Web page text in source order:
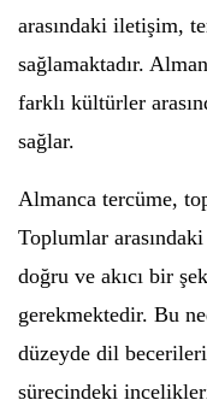
arasındaki iletişim,
sağlamaktadır.
farklı kültürler
sağlar.
Almanca tercüme,
Toplumlar
doğru ve akıcı bir
gerekmektedir. Bu
düzeyde dil
sürecindeki